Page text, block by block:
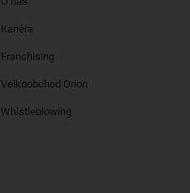
Kariéra
Franchising
Velkoobchod Orion
Whistleblowing